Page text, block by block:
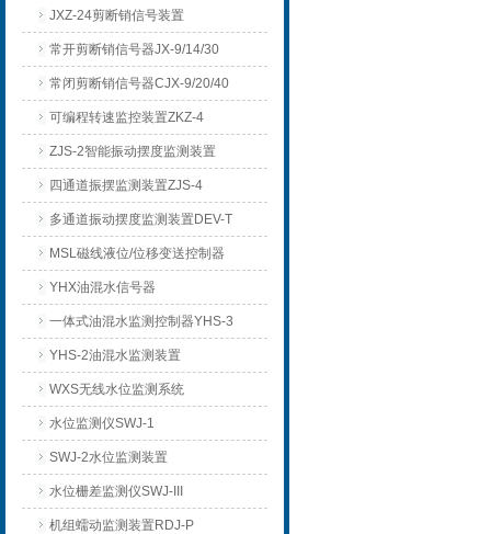
JXZ-24剪断销信号装置
常开剪断销信号器JX-9/14/30
常闭剪断销信号器CJX-9/20/40
可编程转速监控装置ZKZ-4
ZJS-2智能振动摆度监测装置
四通道振摆监测装置ZJS-4
多通道振动摆度监测装置DEV-T
MSL磁线液位/位移变送控制器
YHX油混水信号器
一体式油混水监测控制器YHS-3
YHS-2油混水监测装置
WXS无线水位监测系统
水位监测仪SWJ-1
SWJ-2水位监测装置
水位栅差监测仪SWJ-III
机组蠕动监测装置RDJ-P